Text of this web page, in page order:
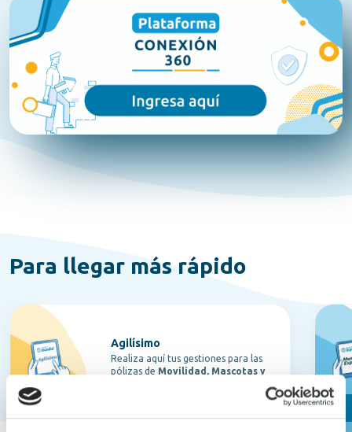
Para llegar más rápido
Agilísimo
Realiza aquí tus gestiones para las
pólizas de Movilidad, Mascotas y